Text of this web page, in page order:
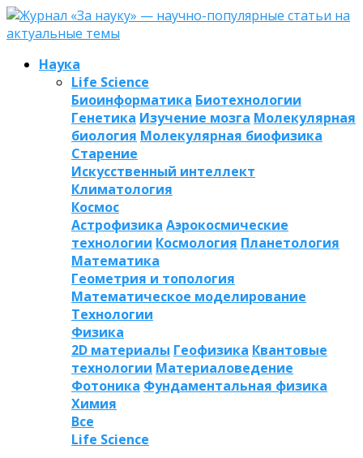
Наука
Life Science
Биоинформатика Биотехнологии
Генетика Изучение мозга Молекулярная
биология Молекулярная биофизика
Старение
Искусственный интеллект
Климатология
Космос
Астрофизика Аэрокосмические
технологии Космология Планетология
Математика
Геометрия и топология
Математическое моделирование
Технологии
Физика
2D материалы Геофизика Квантовые
технологии Материаловедение
Фотоника Фундаментальная физика
Химия
Все
Life Science